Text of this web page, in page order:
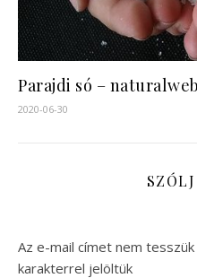
Parajdi só – naturalweb
2020-06-30
Az e-mail címet nem tesszük
karakterrel jelöltük